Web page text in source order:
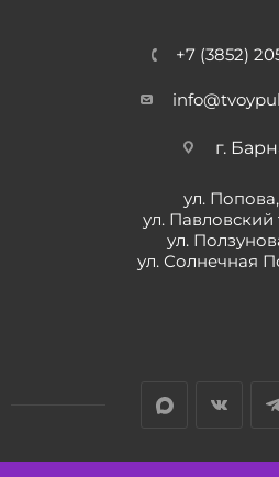
+7 (3852)
г.
ул.
ул. Павловский
ул.
ул. Солнечная